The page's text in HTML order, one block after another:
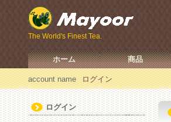
The World's Finest Tea.
ホーム 商品
account name ログイン
ログイン